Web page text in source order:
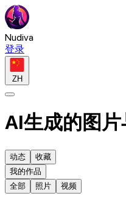
Nudiva
登录
ZH
AI生成的图
动态
收藏
我的作品
全部
照片 视频